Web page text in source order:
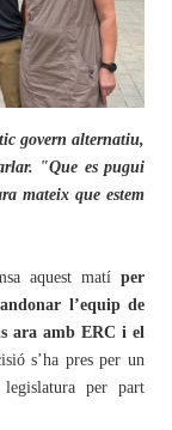
govern alternatiu,
"Que es pugui
mateix que estem
aquest matí per
l’equip de
ara amb ERC i el
s’ha pres per un
per part